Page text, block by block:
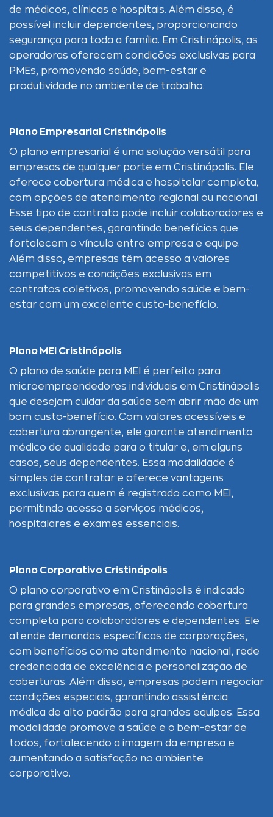
de médicos, clínicas e hospitais. Além disso, é
possível incluir dependentes, proporcionando
segurança para toda a família. Em Cristinápolis, as
operadoras oferecem condições exclusivas para
PMEs, promovendo saúde, bem-estar e
produtividade no ambiente de trabalho.
Plano Empresarial Cristinápolis
O plano empresarial é uma solução versátil para
empresas de qualquer porte em Cristinápolis. Ele
oferece cobertura médica e hospitalar completa,
com opções de atendimento regional ou nacional.
Esse tipo de contrato pode incluir colaboradores e
seus dependentes, garantindo benefícios que
fortalecem o vínculo entre empresa e equipe.
Além disso, empresas têm acesso a valores
competitivos e condições exclusivas em
contratos coletivos, promovendo saúde e bem-
estar com um excelente custo-benefício.
Plano MEI Cristinápolis
O plano de saúde para MEI é perfeito para
microempreendedores individuais em Cristinápolis
que desejam cuidar da saúde sem abrir mão de um
bom custo-benefício. Com valores acessíveis e
cobertura abrangente, ele garante atendimento
médico de qualidade para o titular e, em alguns
casos, seus dependentes. Essa modalidade é
simples de contratar e oferece vantagens
exclusivas para quem é registrado como MEI,
permitindo acesso a serviços médicos,
hospitalares e exames essenciais.
Plano Corporativo Cristinápolis
O plano corporativo em Cristinápolis é indicado
para grandes empresas, oferecendo cobertura
completa para colaboradores e dependentes. Ele
atende demandas específicas de corporações,
com benefícios como atendimento nacional, rede
credenciada de excelência e personalização de
coberturas. Além disso, empresas podem negociar
condições especiais, garantindo assistência
médica de alto padrão para grandes equipes. Essa
modalidade promove a saúde e o bem-estar de
todos, fortalecendo a imagem da empresa e
aumentando a satisfação no ambiente
corporativo.